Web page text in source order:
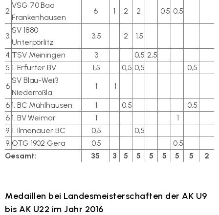
2.
VSG 70 Bad
Frankenhausen
6 1 2 2 0,5 0,5
3.
SV 1880
Unterpörlitz
3,5 2 1,5
4. TSV Meiningen 3 0,5 2,5
5.1. Erfurter BV 1,5 0,5 0,5
0,5
6.
SV Blau-Weiß
Niederroßla
1 1
6.1. BC Mühlhausen 1 0,5
0,5
6.1. BV Weimar 1
1
9.1. Ilmenauer BC 0,5
0,5
9.OTG 1902 Gera 0,5
0,5
Gesamt:
35 3 5 5 5 5 5 5 2
Medaillen bei Landesmeisterschaften der AK U9
bis AK U22 im Jahr 2016